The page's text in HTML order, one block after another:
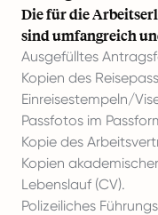
Die für die
sind umfangreich
Ausgefülltes
Kopien des
Einreisestempeln/
Passfotos im
Kopie des
Kopien
Lebenslauf (CV).
Polizeiliches